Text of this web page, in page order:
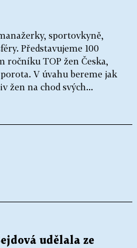
sportovkyně,
Představujeme 100
ročníku TOP žen Česka,
V úvahu bereme jak
žen na chod svých...
udělala ze